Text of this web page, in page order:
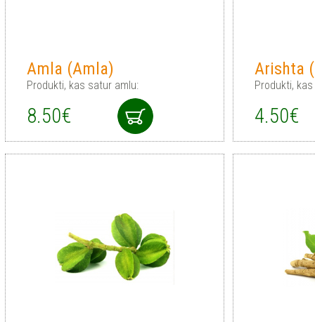
Amla (Amla)
Produkti, kas satur amlu:
8.50€
Arishta
Produkti,
4.50€